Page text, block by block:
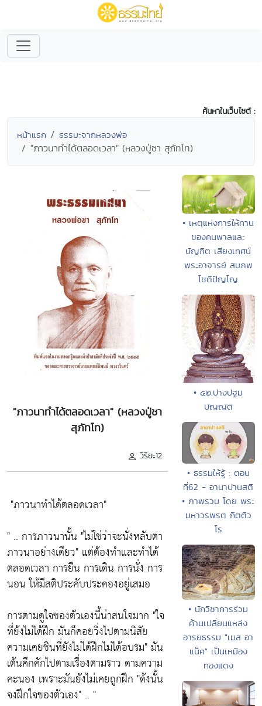
ค้นหาในเว็บไซต์ :
หน้าแรก ธรรมะจากหลวงพ่อ
"ภาวนาทำได้ตลอดเวลา" (หลวงปู่ชา สุภัทโท)
"ภาวนาทำได้ตลอดเวลา" (หลวงปู่ชา
สุภัทโท)
วิริยะ12
"ภาวนาทำได้ตลอดเวลา"
" .. การภาวนานั้น "ไม่ใช่ว่าจะนั่งหลับตา
ภาวนาอย่างเดียว" แต่ต้องทำและทำได้
ตลอดเวลา การยืน การเดิน การนั่ง การ
นอน ให้มีสติประคับประคองอยู่เสมอ
การตามดูใจของตัวเองนี้น่าสนใจมาก "ใจ
ที่ย้งไม่ได้ฝึก มันก็คอยวิ่งไปตามนิสัย
ความเคยชินที่ยังไม่ได้ฝึกไม่ได้อบรม"มัน
เต้นคึกคักไปตามเรื่องตามราว ดามความ
คะนอง เพราะมันยังไม่เคยถูกฝึก "ด้งนั้น
จงฝึกใจของตัวเอง" .. "
• เหตุแห่งการให้ทาน
ของคนพาลและ
บัญฑิต เสียงเทศน์
พระอาจารย์ สมภพ
โชติปัญโญ
• ๕๒.ปางปฐม
บัญญัติ
• ธรรมให้รู้ : ตอน
ที่62 - อานาปานสติ
• ภาพรวม โดย พระ
มหาวรพรต กิตติว
โร
• นักวิชาการร่วม
ค้านเปลี่ยนแหล่ง
อารยธรรม "เมส อา
แน็ค" เป็นเหมือง
ทองแดง